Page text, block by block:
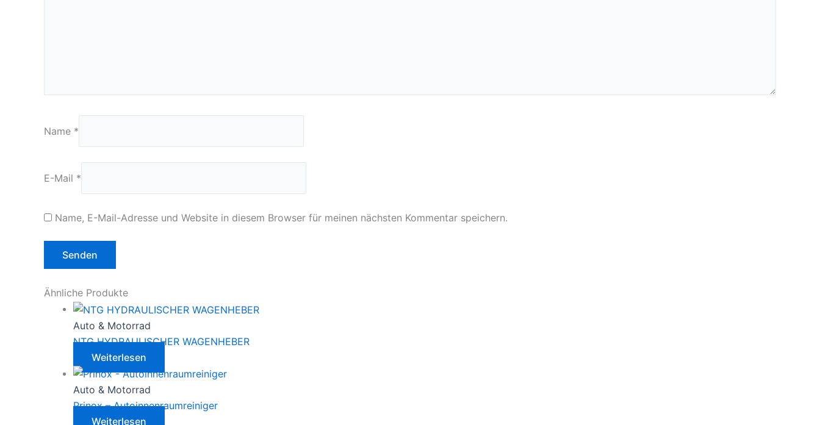
Name *
E-Mail *
Name, E-Mail-Adresse und Website in diesem Browser für meinen nächsten Kommentar speichern.
Ähnliche Produkte
Auto & Motorrad
NTG HYDRAULISCHER WAGENHEBER
Weiterlesen
Auto & Motorrad
Prinox – Autoinnenraumreiniger
Weiterlesen